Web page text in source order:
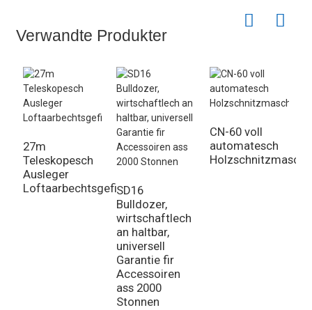
Verwandte Produkter
27m
Teleskopesch
Ausleger
LoftaarbechtsgefierSD16
Bulldozer,
wirtschaftlech
an haltbar,
universell
Garantie fir
Accessoiren
ass 2000
Stonnen
CN-60 voll
automatesch